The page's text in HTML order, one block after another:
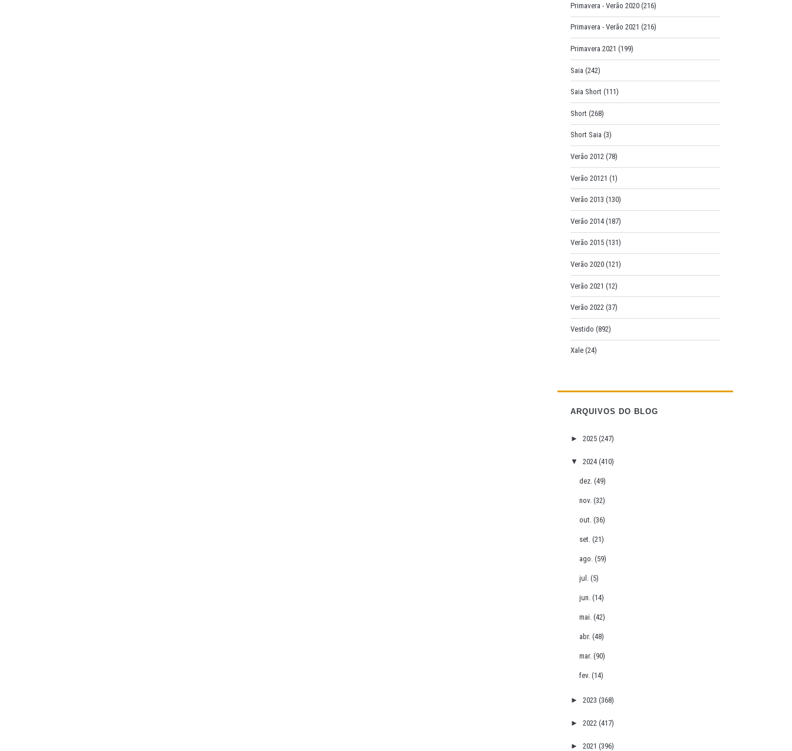
Primavera - Verão 2020 (216)
Primavera - Verão 2021 (216)
Primavera 2021 (199)
Saia (242)
Saia Short (111)
Short (268)
Short Saia (3)
Verão 2012 (78)
Verão 20121 (1)
Verão 2013 (130)
Verão 2014 (187)
Verão 2015 (131)
Verão 2020 (121)
Verão 2021 (12)
Verão 2022 (37)
Vestido (892)
Xale (24)
ARQUIVOS DO BLOG
► 2025 (247)
▼ 2024 (410)
dez.(49)
nov.(32)
out.(36)
set.(21)
ago.(59)
jul.(5)
jun.(14)
mai.(42)
abr.(48)
mar.(90)
fev.(14)
► 2023 (368)
► 2022 (417)
► 2021 (396)